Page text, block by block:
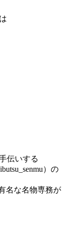
伝いする
）の
名な名物専務が